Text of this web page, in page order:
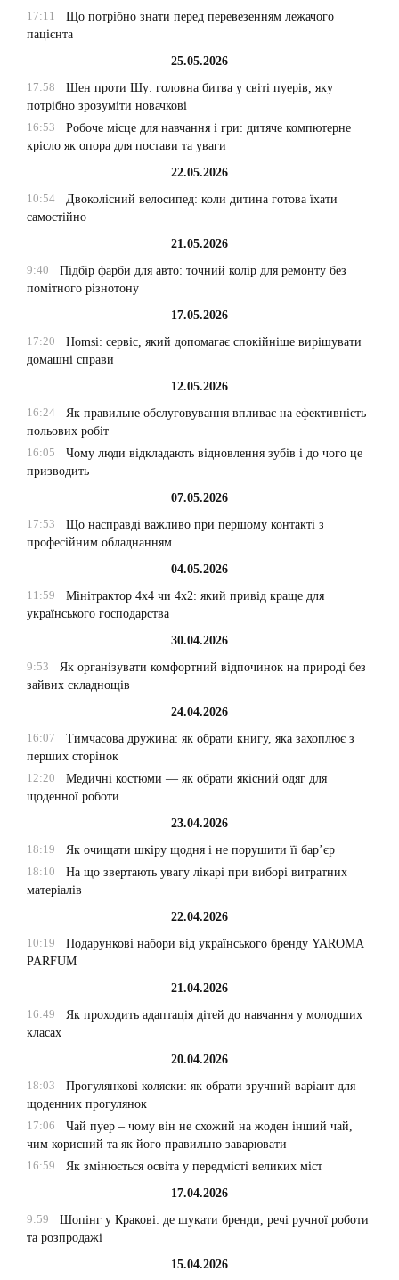
17:11
Що потрібно знати перед перевезенням лежачого
пацієнта
25.05.2026
17:58
Шен проти Шу: головна битва у світі пуерів, яку
потрібно зрозуміти новачкові
16:53
Робоче місце для навчання і гри: дитяче компютерне
крісло як опора для постави та уваги
22.05.2026
10:54
Двоколісний велосипед: коли дитина готова їхати
самостійно
21.05.2026
9:40
Підбір фарби для авто: точний колір для ремонту без
помітного різнотону
17.05.2026
17:20
Homsi: сервіс, який допомагає спокійніше вирішувати
домашні справи
12.05.2026
16:24
Як правильне обслуговування впливає на ефективність
польових робіт
16:05
Чому люди відкладають відновлення зубів і до чого це
призводить
07.05.2026
17:53
Що насправді важливо при першому контакті з
професійним обладнанням
04.05.2026
11:59
Мінітрактор 4х4 чи 4х2: який привід краще для
українського господарства
30.04.2026
9:53
Як організувати комфортний відпочинок на природі без
зайвих складнощів
24.04.2026
16:07
Тимчасова дружина: як обрати книгу, яка захоплює з
перших сторінок
12:20
Медичні костюми — як обрати якісний одяг для
щоденної роботи
23.04.2026
18:19
Як очищати шкіру щодня і не порушити її бар’єр
18:10
На що звертають увагу лікарі при виборі витратних
матеріалів
22.04.2026
10:19
Подарункові набори від українського бренду YAROMA
PARFUM
21.04.2026
16:49
Як проходить адаптація дітей до навчання у молодших
класах
20.04.2026
18:03
Прогулянкові коляски: як обрати зручний варіант для
щоденних прогулянок
17:06
Чай пуер – чому він не схожий на жоден інший чай,
чим корисний та як його правильно заварювати
16:59
Як змінюється освіта у передмісті великих міст
17.04.2026
9:59
Шопінг у Кракові: де шукати бренди, речі ручної роботи
та розпродажі
15.04.2026